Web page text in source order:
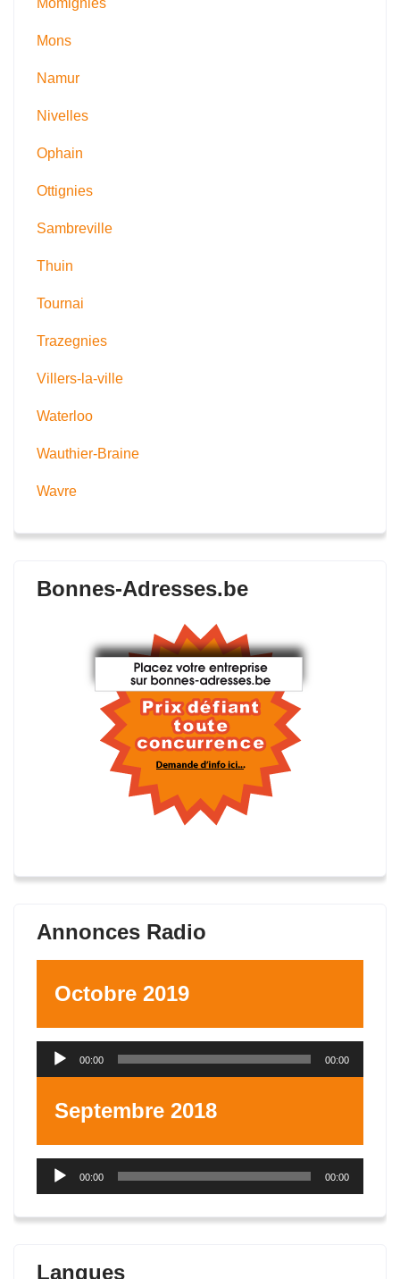
Mons
Namur
Nivelles
Ophain
Ottignies
Sambreville
Thuin
Tournai
Trazegnies
Villers-la-ville
Waterloo
Wauthier-Braine
Wavre
Bonnes-Adresses.be
Annonces Radio
Octobre 2019
Lecteur
00:00 00:00
Septembre 2018
Lecteur
00:00 00:00
Langues